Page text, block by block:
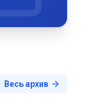
Весь архив